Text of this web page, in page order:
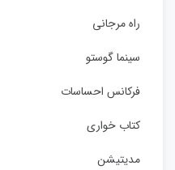
راه مرجانی
سینما گوستو
فرکانس احساسات
کتاب خواری
مدیتیشن